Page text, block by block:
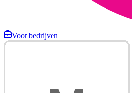
Voor bedrijven